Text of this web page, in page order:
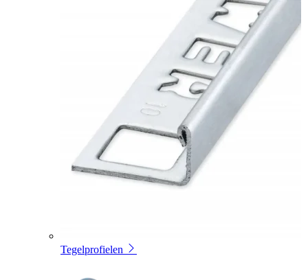
Tegelprofielen